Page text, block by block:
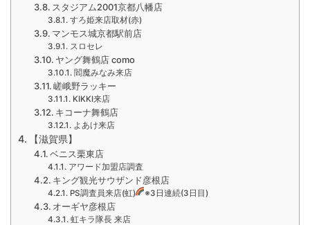
スタジアム2001京都八幡店
すろ姫来店取材(赤)
マンモス城京都駅前店
スロセレ
ヤング舞鶴店 como
閻魔みなみ来店
嵯峨野ラッキー
KIKKI来店
キコーナ舞鶴店
よあけ来店
【滋賀県】
ベニス栗東店
アワード加盟店調査
キング観光サウザンド彦根店
PS調査員来店(虹) ※3日連続(3日目)
オーギヤ彦根店
虹キラ隊長 来店